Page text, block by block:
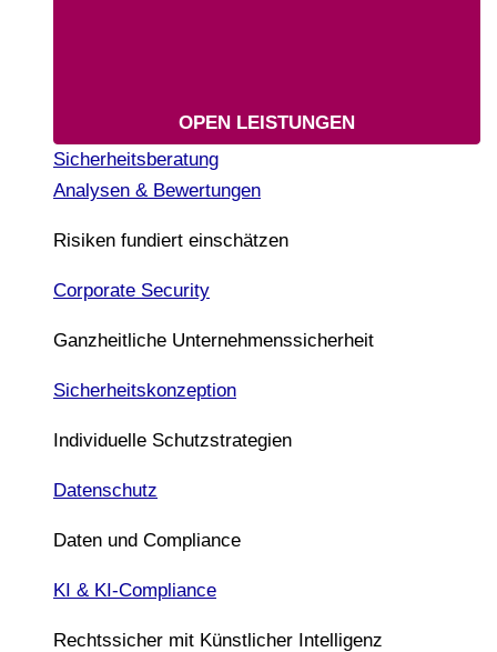
OPEN LEISTUNGEN
Sicherheitsberatung
Analysen & Bewertungen
Risiken fundiert einschätzen
Corporate Security
Ganzheitliche Unternehmenssicherheit
Sicherheitskonzeption
Individuelle Schutzstrategien
Datenschutz
Daten und Compliance
KI & KI-Compliance
Rechtssicher mit Künstlicher Intelligenz